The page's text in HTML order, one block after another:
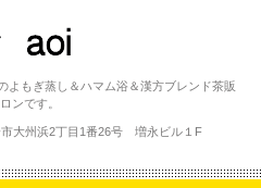
よもぎ蒸し＆ハマム浴＆漢方ブレンド茶販
ンです。
市大州浜2丁目1番26号 増永ビル１F